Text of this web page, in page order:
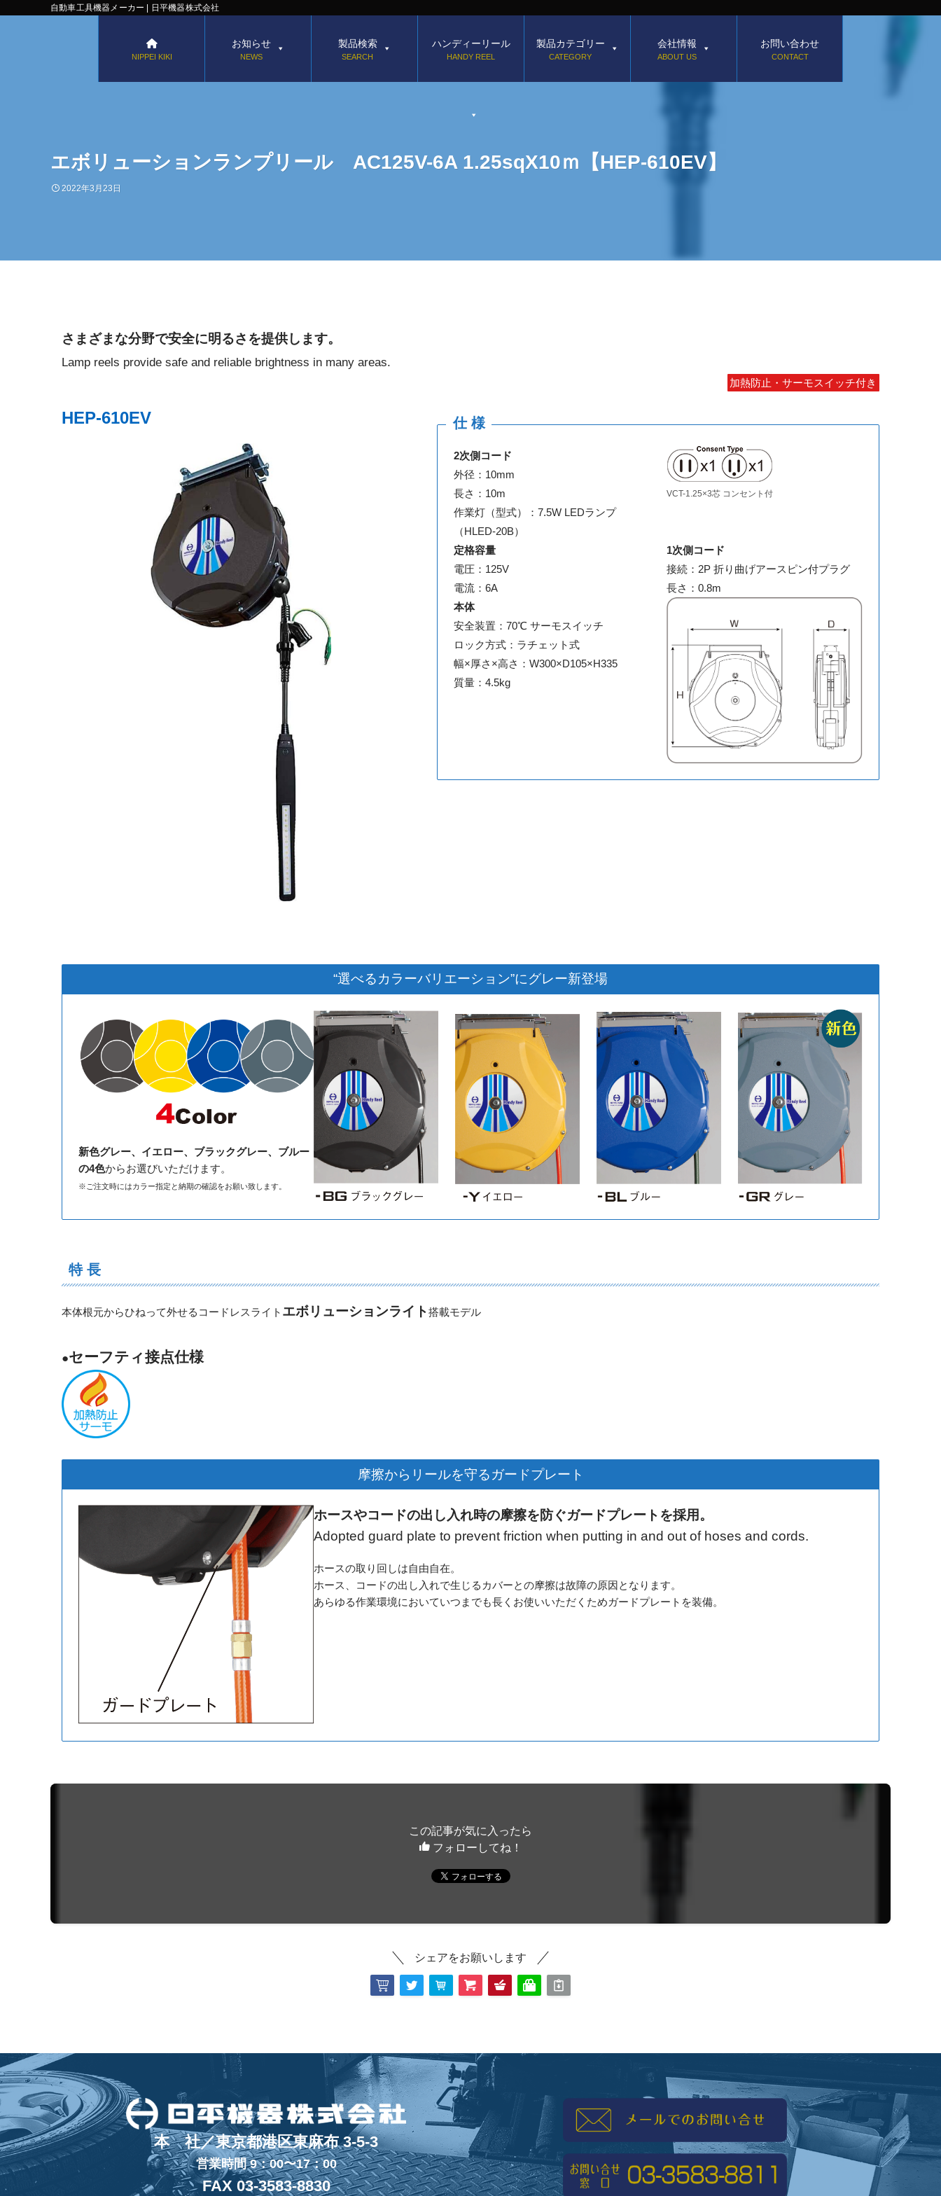
自動車工具機器メーカー | 日平機器株式会社
NIPPEI KIKI
お知らせ
NEWS
製品検索
SEARCH
ハンディーリール
HANDY REEL
製品カテゴリー
CATEGORY
会社情報
ABOUT US
お問い合わせ
CONTACT
エボリューションランプリール AC125V-6A 1.25sqX10ｍ【HEP-610EV】
2022年3月23日
さまざまな分野で安全に明るさを提供します。
Lamp reels provide safe and reliable brightness in many areas.
加熱防止・サーモスイッチ付き
HEP-610EV 仕 様
2次側コード
外径：10mm
長さ：10m
作業灯（型式）：7.5W LEDランプ
（HLED-20B）
VCT-1.25×3芯 コンセント付
定格容量
電圧：125V
電流：6A
1次側コード
接続：2P 折り曲げアースピン付プラグ
長さ：0.8m
本体
安全装置：70℃ サーモスイッチ
ロック方式：ラチェット式
幅×厚さ×高さ：W300×D105×H335
質量：4.5kg
“選べるカラーバリエーション”にグレー新登場
新色グレー、イエロー、ブラックグレー、ブルー
の4色からお選びいただけます。
※ご注文時にはカラー指定と納期の確認をお願い致します。
特 長
本体根元からひねって外せるコードレスライト エボリューションライト搭載モデル
●セーフティ接点仕様
摩擦からリールを守るガードプレート
ホースやコードの出し入れ時の摩擦を防ぐガードプレートを採用。
Adopted guard plate to prevent friction when putting in and out of hoses and cords.
ホースの取り回しは自由自在。
ホース、コードの出し入れで生じるカバーとの摩擦は故障の原因となります。
あらゆる作業環境においていつまでも長くお使いいただくためガードプレートを装備。
この記事が気に入ったら
フォローしてね！
シェアをお願いします
本 社／東京都港区東麻布 3-5-3
営業時間 9：00〜17：00
FAX 03-3583-8830